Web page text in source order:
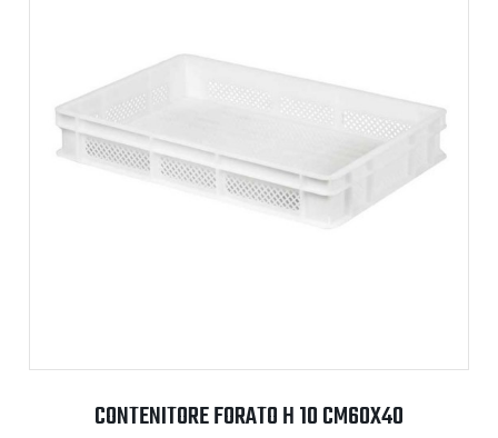
CONTENITORE FORATO H 10 CM60X40